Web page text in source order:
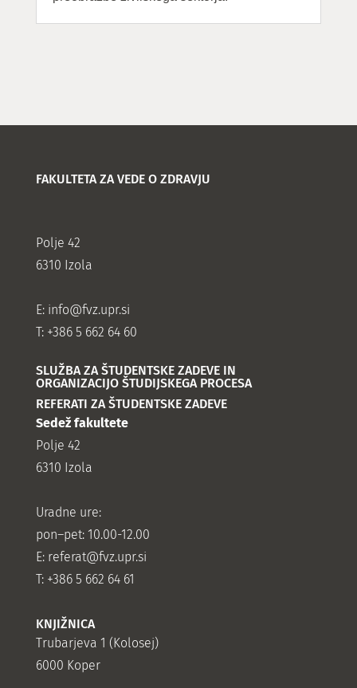
FAKULTETA ZA VEDE O ZDRAVJU
Polje 42
6310 Izola
E: info@fvz.upr.si
T: +386 5 662 64 60
SLUŽBA ZA ŠTUDENTSKE ZADEVE IN
ORGANIZACIJO ŠTUDIJSKEGA PROCESA
REFERATI ZA ŠTUDENTSKE ZADEVE
Sedež fakultete
Polje 42
6310 Izola
Uradne ure:
pon–pet: 10.00-12.00
E: referat@fvz.upr.si
T: +386 5 662 64 61
KNJIŽNICA
Trubarjeva 1 (Kolosej)
6000 Koper